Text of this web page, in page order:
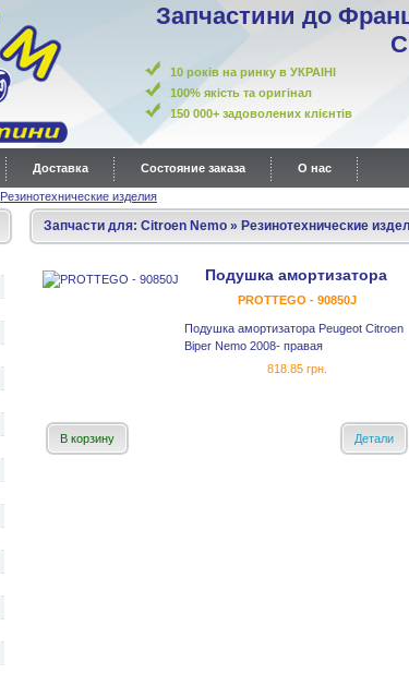
Запчастини до
10 років на ринку в
100% якість та оригінал
150 000+ задоволених
Доставка Состояние заказа О нас
Резинотехнические изделия
Запчасти для: Citroen Nemo » Резинотехнические
Подушка амортизатора
PROTTEGO - 90850J
Подушка амортизатора Peugeot Citroen
Biper Nemo 2008- правая
818.85 грн.
В корзину Детали